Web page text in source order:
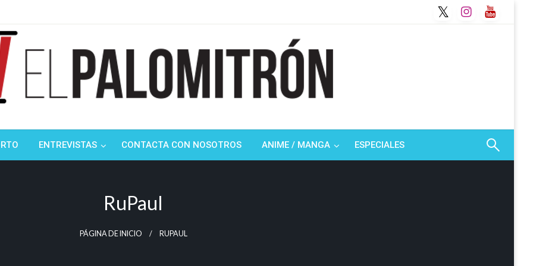
ENTREVISTAS CONTACTA CON NOSOTROS ANIME / MANGA ESPECIALES
RuPaul
PÁGINA DE INICIO RUPAUL